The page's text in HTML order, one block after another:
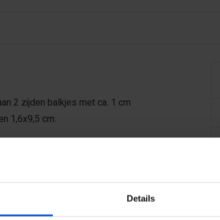
Details
2 zijden balkjes met ca. 1 cm
1,6x9,5 cm.